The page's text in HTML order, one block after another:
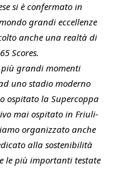
si è confermato in
grandi eccellenze
anche una realtà di
Scores.
più grandi momenti
uno stadio moderno
ospitato la Supercoppa
mai ospitato in Friuli-
organizzato anche
alla sostenibilità
le più importanti testate